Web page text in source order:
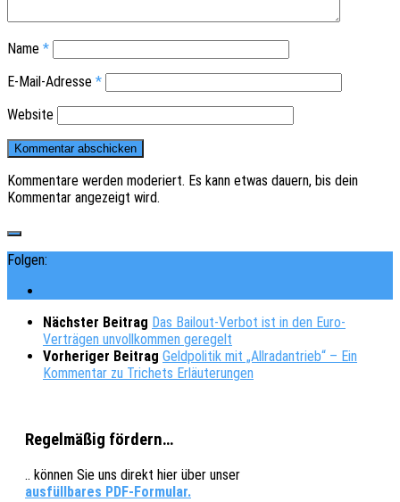
Name *
E-Mail-Adresse *
Website
Kommentare werden moderiert. Es kann etwas dauern, bis dein
Kommentar angezeigt wird.
Folgen:
Nächster Beitrag Das Bailout-Verbot ist in den Euro-
Verträgen unvollkommen geregelt
Vorheriger Beitrag Geldpolitik mit „Allradantrieb“ – Ein
Kommentar zu Trichets Erläuterungen
Regelmäßig fördern…
.. können Sie uns direkt hier über unser
ausfüllbares PDF-Formular.